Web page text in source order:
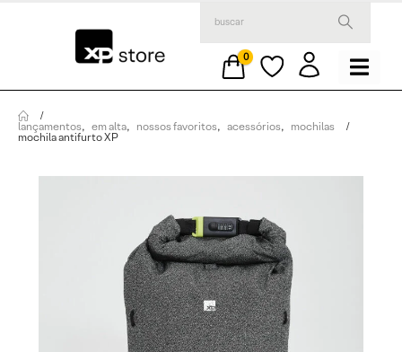
0
lançamentos, em alta, nossos favoritos, acessórios, mochilas
mochila antifurto XP